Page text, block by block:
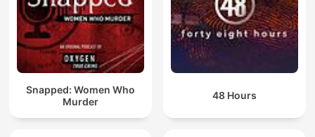
Snapped: Women Who
Murder
48 Hours